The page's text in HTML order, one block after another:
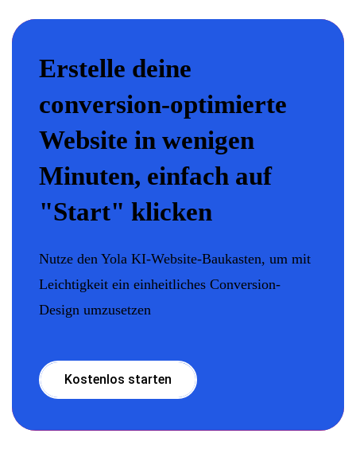
Erstelle deine
conversion-optimierte
Website in wenigen
Minuten, einfach auf
"Start" klicken
Nutze den Yola KI-Website-Baukasten, um mit
Leichtigkeit ein einheitliches Conversion-
Design umzusetzen
Kostenlos starten